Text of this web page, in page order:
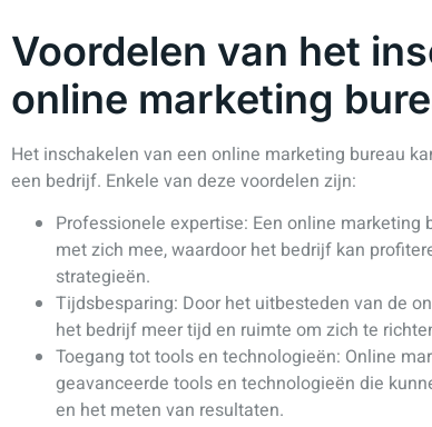
Voordelen van het
online marketing
Het inschakelen van een online marketing bureau
een bedrijf. Enkele van deze voordelen zijn:
Professionele expertise: Een online
met zich mee, waardoor het bedrijf kan
strategieën.
Tijdsbesparing: Door het uitbesteden van de
het bedrijf meer tijd en ruimte om zich te
Toegang tot tools en technologieën: Online
geavanceerde tools en technologieën die
en het meten van resultaten.